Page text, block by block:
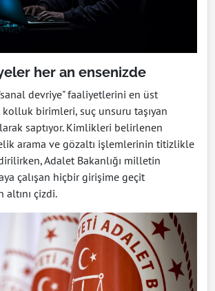
her an ensenizde
devriye" faaliyetlerini en üst
kolluk birimleri, suç unsuru taşıyan
saptıyor. Kimlikleri belirlenen
arama ve gözaltı işlemlerinin titizlikle
Adalet Bakanlığı milletin
çalışan hiçbir girişime geçit
çizdi.